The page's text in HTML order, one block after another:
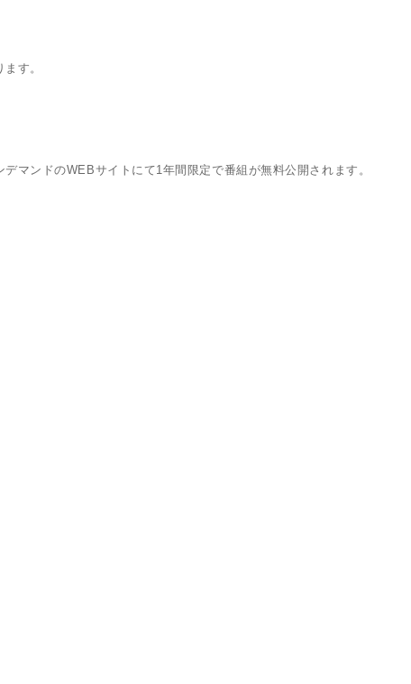
す。
マンドのWEBサイトにて1年間限定で番組が無料公開されます。